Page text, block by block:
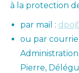
à la protection
par mail :
ou par
Pierre,